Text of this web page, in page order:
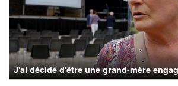
J'ai décidé d'être une grand-mère